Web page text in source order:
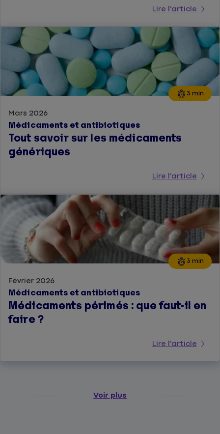
Lire l'article
3 min
Mars 2026
Médicaments et antibiotiques
Tout savoir sur les médicaments
génériques
Lire l'article
3 min
Février 2026
Médicaments et antibiotiques
Médicaments périmés : que faut-il en
faire ?
Lire l'article
Voir plus